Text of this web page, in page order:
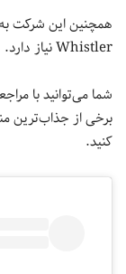
همچنین این شرکت
Whistler نیاز دارد.
برخی از جذاب‌ترین
کنید.